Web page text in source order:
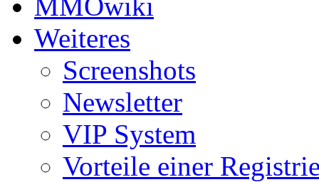
Weiteres
Screenshots
Newsletter
VIP System
Vorteile einer